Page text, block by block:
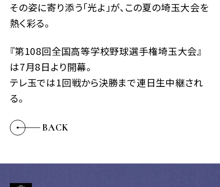
その姿に寄り添う「光よ」が、この夏の埼玉大会を
熱く彩る。
『第108回全国高等学校野球選手権埼玉大会』
は7月8日より開幕。
テレ玉では1回戦から決勝まで連日生中継され
る。
BACK